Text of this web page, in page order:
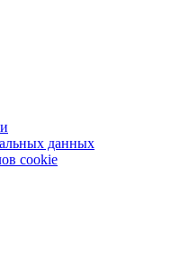
данных
сookie